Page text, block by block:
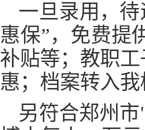
一旦录用，
惠保”，免费提
补贴等；教职
惠；档案转入
另符合郑州